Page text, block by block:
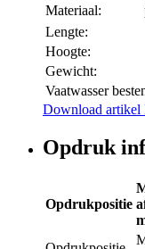
Materiaal:
Lengte:
Hoogte:
Gewicht:
Vaatwasser
Download artikel
Opdruk
Opdrukpositie